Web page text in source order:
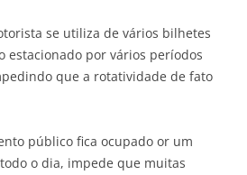
se utiliza de vários bilhetes
estacionado por vários períodos
que a rotatividade de fato
público fica ocupado or um
o dia, impede que muitas